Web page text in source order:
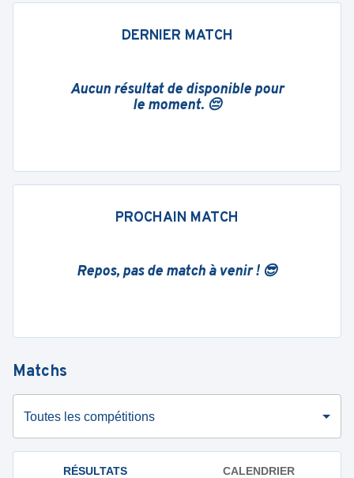
DERNIER MATCH
Aucun résultat de disponible pour
le moment. 😔
PROCHAIN MATCH
Repos, pas de match à venir ! 😎
Matchs
Toutes les compétitions
RÉSULTATS CALENDRIER